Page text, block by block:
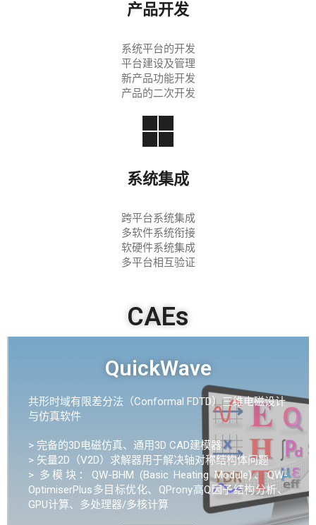
产品开发
系统平台的开发
平台建设及管理
新产品功能开发
产品的二次开发
系统集成
跨平台系统集成
多软件系统衔接
软硬件系统集成
多平台相互验证
CAEs
QuickWave
共形时域有限差分法（Conformal FDTD）三维电磁设计
与仿真软件
> 完备的3D电磁仿真、通用3D CAD建模器
> 矢量2D（V2D）求解器用于解决轴对称结构体问题
> 多模块：QW-BHM (Basic Heating Module)、QW-
OptimiserPlus多目标优化、QProny高Q因子结构分析、
GPU计算、多处理器/多核计算